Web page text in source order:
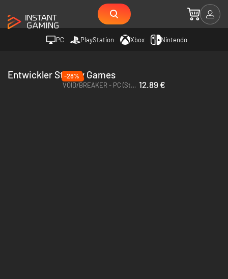
PC PlayStation Xbox Nintendo
Entwickler Stubby Games
-28%
VOID/BREAKER - PC (Steam) 12.89 €